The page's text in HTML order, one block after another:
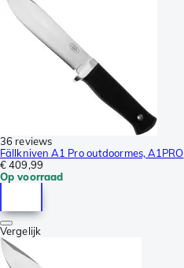
36 reviews
Fällkniven A1 Pro outdoormes, A1PRO
€ 409,99
Op voorraad
Vergelijk